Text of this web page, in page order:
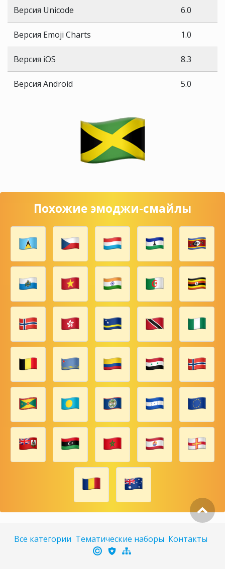
Версия Unicode 6.0
Версия Emoji Charts 1.0
Версия iOS 8.3
Версия Android 5.0
Похожие эмоджи-смайлы
Все категории Тематические наборы Контакты